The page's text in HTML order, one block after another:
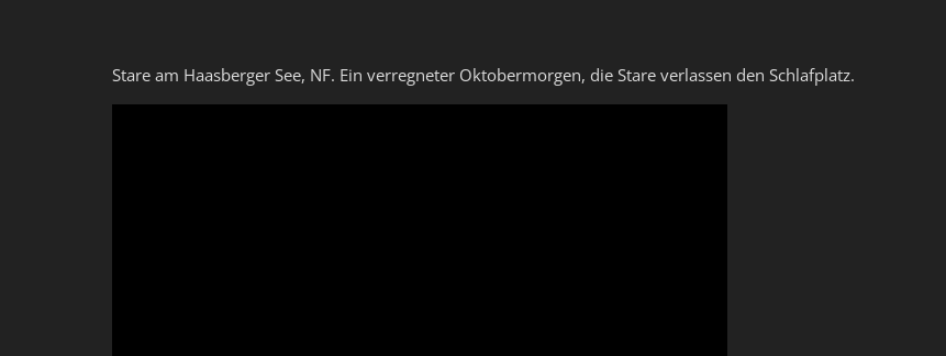
Stare am Haasberger See, NF. Ein verregneter Oktobermorgen, die Stare verlassen den Schlafplatz.